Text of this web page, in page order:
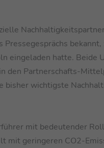
eingeladen hatte.
den Partnerschafts-
bisher wichtigste
mit bedeutender
mit geringeren CO2-